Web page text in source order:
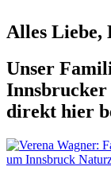
Alles Liebe,
Unser
Innsbrucker
direkt hier